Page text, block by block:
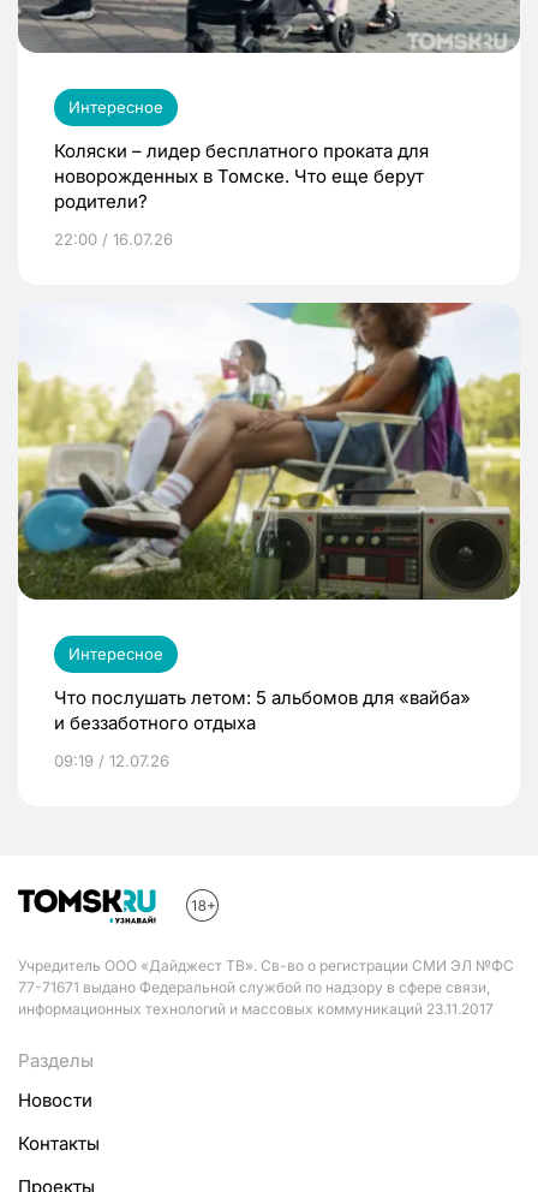
Интересное
Коляски – лидер бесплатного проката для
новорожденных в Томске. Что еще берут
родители?
22:00 / 16.07.26
Интересное
Что послушать летом: 5 альбомов для «вайба»
и беззаботного отдыха
09:19 / 12.07.26
Учредитель ООО «Дайджест ТВ». Св-во о регистрации СМИ ЭЛ №ФС
77-71671 выдано Федеральной службой по надзору в сфере связи,
информационных технологий и массовых коммуникаций 23.11.2017
Разделы
Новости
Контакты
Проекты